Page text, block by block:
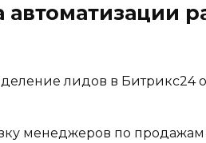
лидов в Битрикс24
менеджеров по продажам